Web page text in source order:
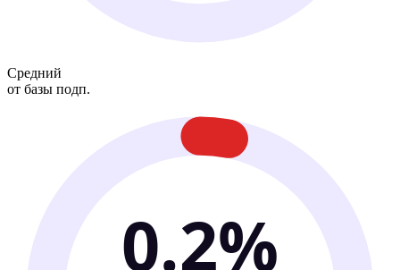
Средний
от базы подп.
0.2%